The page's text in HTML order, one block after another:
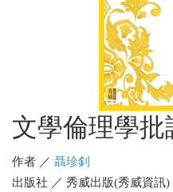
文學倫理學批
作者 ／ 聶珍釗
出版社 ／ 秀威出版(秀威資訊)